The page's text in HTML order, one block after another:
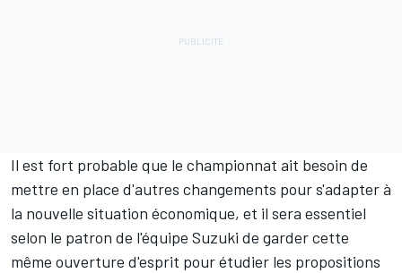
Il est fort probable que le championnat ait besoin de
mettre en place d'autres changements pour s'adapter à
la nouvelle situation économique, et il sera essentiel
selon le patron de l'équipe Suzuki de garder cette
même ouverture d'esprit pour étudier les propositions